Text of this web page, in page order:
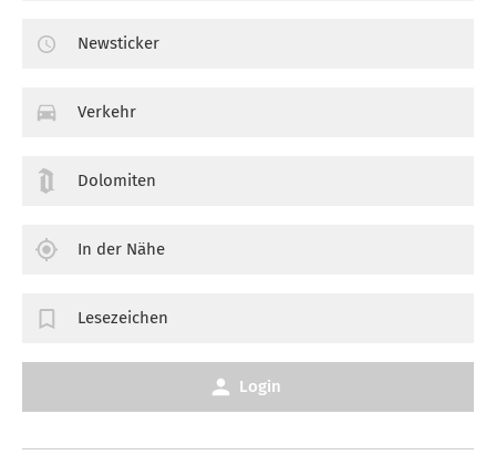
Newsticker
Verkehr
Dolomiten
In der Nähe
Lesezeichen
Login